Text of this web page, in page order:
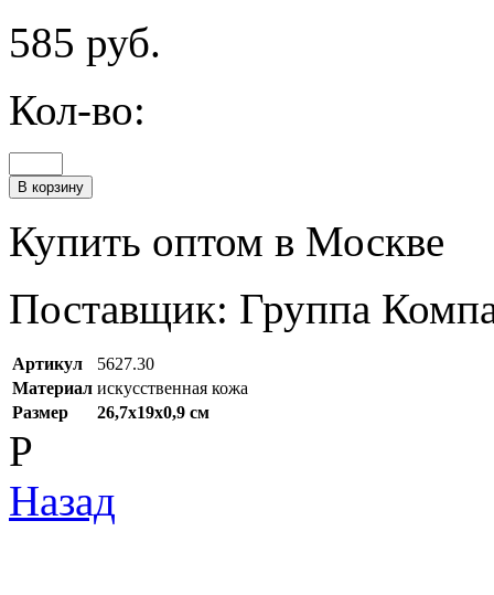
585 руб.
Кол-во:
Купить оптом в Москве
Поставщик: Группа
Артикул
5627.30
Материал искусственная кожа
Размер
26,7х19х0,9 см
P
Назад